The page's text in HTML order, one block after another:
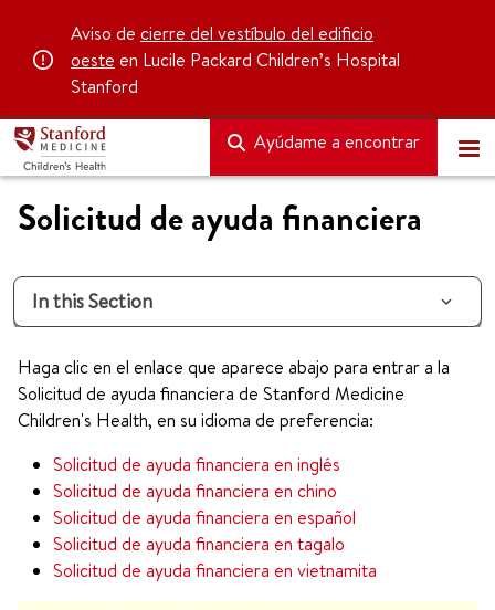
Aviso de cierre del vestíbulo del edificio
oeste en Lucile Packard Children’s Hospital
Stanford
Ayúdame a encontrar
Solicitud de ayuda financiera
In this Section
Haga clic en el enlace que aparece abajo para entrar a la
Solicitud de ayuda financiera de Stanford Medicine
Children's Health, en su idioma de preferencia:
Solicitud de ayuda financiera en inglés
Solicitud de ayuda financiera en chino
Solicitud de ayuda financiera en español
Solicitud de ayuda financiera en tagalo
Solicitud de ayuda financiera en vietnamita